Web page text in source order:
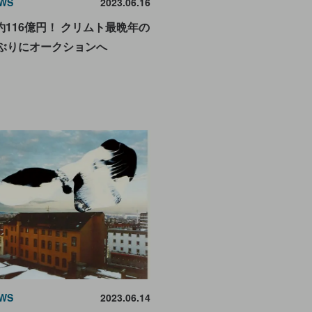
116億円！ クリムト最晩年の
りにオークションへ
2023.06.14